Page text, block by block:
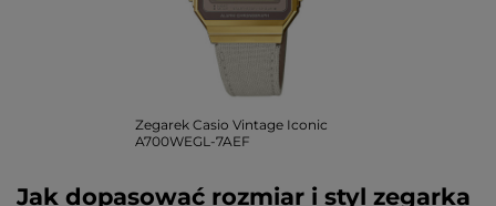
Zegarek Casio Vintage Iconic
A700WEGL-7AEF
Jak dopasować rozmiar i styl zegarka